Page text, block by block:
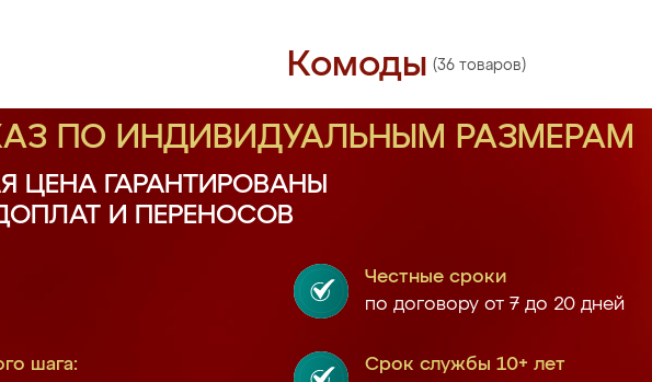
Комоды (36 товаров)
ПО ИНДИВИДУАЛЬНЫМ РАЗМЕРАМ
ЦЕНА ГАРАНТИРОВАНЫ
И ПЕРЕНОСОВ
Честные сроки
по договору от 7 до 20 дней
шага:
Срок службы 10+ лет